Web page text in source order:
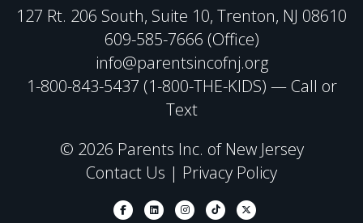
127 Rt. 206 South, Suite 10, Trenton, NJ 08610
609-585-7666 (Office)
info@parentsincofnj.org
1-800-843-5437 (1-800-THE-KIDS) — Call or
Text
© 2026 Parents Inc. of New Jersey
Contact Us | Privacy Policy
FacebookLinkedinInstagramTiktok X-twitter